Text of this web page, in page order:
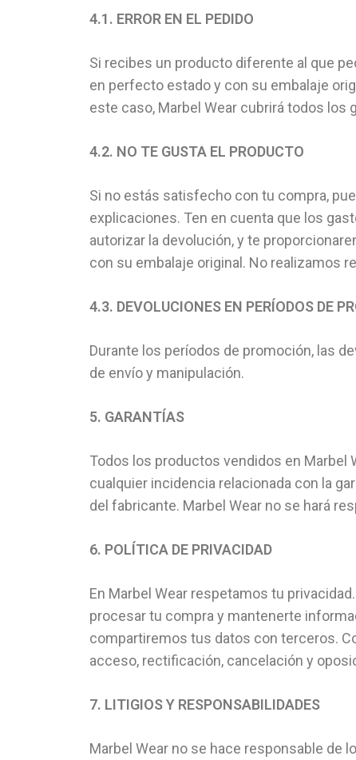
4.1. ERROR EN EL PEDIDO
Si recibes un producto diferente al que
en perfecto estado y con su embalaje
este caso, Marbel Wear cubrirá todos los
4.2. NO TE GUSTA EL PRODUCTO
Si no estás satisfecho con tu compra,
explicaciones. Ten en cuenta que los
autorizar la devolución, y te
con su embalaje original. No realizamos
4.3. DEVOLUCIONES EN PERÍODOS DE
Durante los períodos de promoción, las
de envío y manipulación.
5. GARANTÍAS
Todos los productos vendidos en Marbel
cualquier incidencia relacionada con la
del fabricante. Marbel Wear no se hará
6. POLÍTICA DE PRIVACIDAD
En Marbel Wear respetamos tu
procesar tu compra y mantenerte
compartiremos tus datos con terceros.
acceso, rectificación, cancelación y
7. LITIGIOS Y RESPONSABILIDADES
Marbel Wear no se hace responsable de